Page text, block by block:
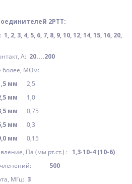
2РТТ:
1, 2, 3, 4, 5, 6, 7, 8, 9, 10, 12, 14, 15, 16, 20,
А: 20....200
более, МОм:
мм 2,5
мм 1,0
мм 0,75
мм 0,3
мм 0,15
Па (мм рт.ст.) : 1,3·10-4 (10-6)
500
МГц: 3